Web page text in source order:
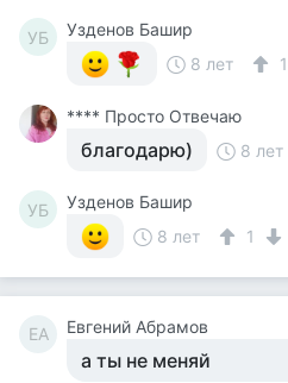
УБ
Узденов Башир
8 лет
1
**** Просто Отвечаю
благодарю) 8 лет
УБ
Узденов Башир
8 лет
1
ЕА Евгений Абрамов
а ты не меняй